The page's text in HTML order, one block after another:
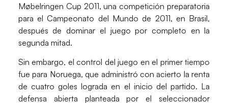
Møbelringen Cup 2011, una competición preparatoria
para el Campeonato del Mundo de 2011, en Brasil,
después de dominar el juego por completo en la
segunda mitad.
Sin embargo, el control del juego en el primer tiempo
fue para Noruega, que administró con acierto la renta
de cuatro goles lograda en el inicio del partido. La
defensa abierta planteada por el seleccionador